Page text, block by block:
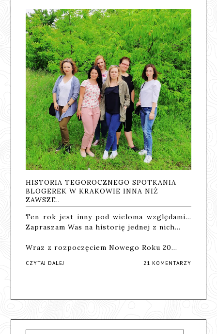
HISTORIA TEGOROCZNEGO SPOTKANIA
BLOGEREK W KRAKOWIE INNA NIŻ
ZAWSZE..
Ten rok jest inny pod wieloma względami...
Zapraszam Was na historię jednej z nich...
Wraz z rozpoczęciem Nowego Roku 20…
CZYTAJ DALEJ 21 KOMENTARZY